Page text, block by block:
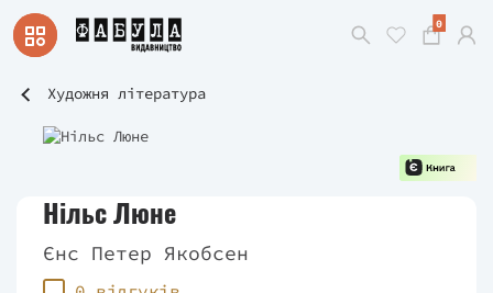
0
Художня література
Нільс Люне
Єнс Петер Якобсен